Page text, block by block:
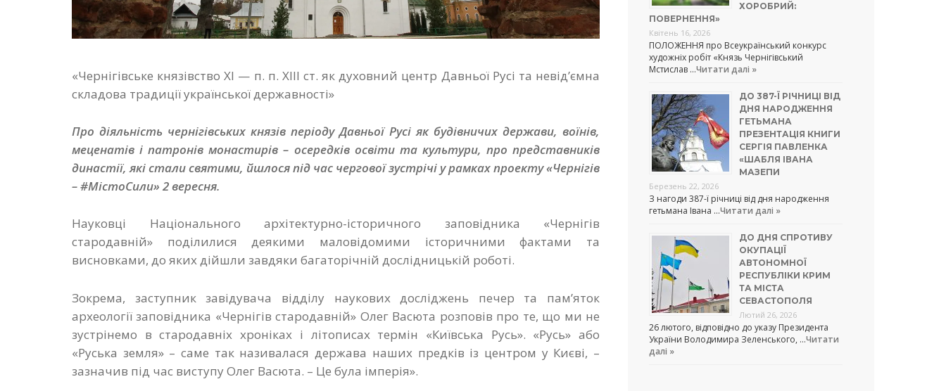
«Чернігівське князівство ХІ — п. п. ХІІІ ст. як духовний центр Давньої Русі та невід’ємна
складова традиції української державності»
Про діяльність чернігівських князів періоду Давньої Русі як будівничих держави, воїнів,
меценатів і патронів монастирів – осередків освіти та культури, про представників
династії, які стали святими, йшлося під час чергової зустрічі у рамках проекту«Чернігів
– #МістоСили» 2 вересня.
Науковці Національного архітектурно-історичного заповідника «Чернігів
стародавній» поділилися деякими маловідомими історичними фактами та
висновками, до яких дійшли завдяки багаторічній дослідницькій роботі.
Зокрема, заступник завідувача відділу наукових досліджень печер та пам’яток
археології заповідника «Чернігів стародавній» Олег Васюта розповів про те, що ми не
зустрінемо в стародавніх хроніках і літописах термін «Київська Русь». «Русь» або
«Руська земля» – саме так називалася держава наших предків із центром у Києві, –
зазначив під час виступу Олег Васюта. – Це була імперія».
ХОРОБРИЙ:
ПОВЕРНЕННЯ»
Квітень 16, 2026
ПОЛОЖЕННЯ про Всеукраїнський конкурс
художніх робіт «Князь Чернігівський
Мстислав …Читати далі »
ДО 387-Ї РІЧНИЦІ ВІД
ДНЯ НАРОДЖЕННЯ
ГЕТЬМАНА
ПРЕЗЕНТАЦІЯ КНИГИ
СЕРГІЯ ПАВЛЕНКА
«ШАБЛЯ ІВАНА
МАЗЕПИ
Березень 22, 2026
З нагоди 387-ї річниці від дня народження
гетьмана Івана …Читати далі »
ДО ДНЯ СПРОТИВУ
ОКУПАЦІЇ
АВТОНОМНОЇ
РЕСПУБЛІКИ КРИМ
ТА МІСТА
СЕВАСТОПОЛЯ
Лютий 26, 2026
26 лютого, відповідно до указу Президента
України Володимира Зеленського, …Читати
далі »